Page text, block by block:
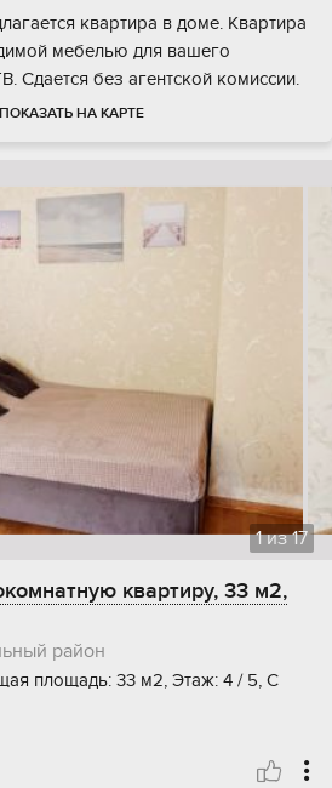
квартира в доме. Квартира
мебелью для вашего
Сдается без агентской комиссии.
ПОКАЗАТЬ НА КАРТЕ
1из17
квартиру, 33 м2,
район
площадь: 33 м2, Этаж: 4 / 5, С